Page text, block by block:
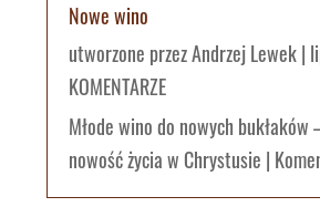
Nowe wino
utworzone przezAndrzej Lewek|
KOMENTARZE
Młode wino do nowych
nowość życia w Chrystusie |